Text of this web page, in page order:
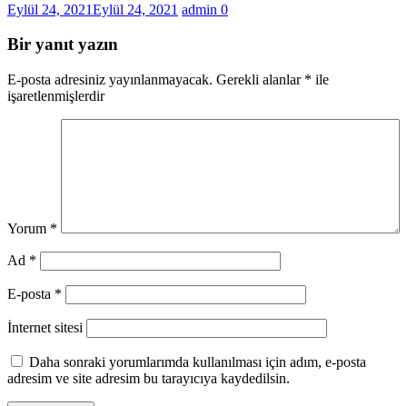
Eylül 24, 2021Eylül 24, 2021 admin 0
Bir yanıt yazın
E-posta adresiniz yayınlanmayacak. Gerekli alanlar * ile
işaretlenmişlerdir
Yorum *
Ad *
E-posta *
İnternet sitesi
Daha sonraki yorumlarımda kullanılması için adım, e-posta
adresim ve site adresim bu tarayıcıya kaydedilsin.